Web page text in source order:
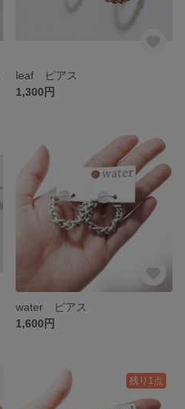
leaf ピアス
1,300円
water ピアス
1,600円
残り1点